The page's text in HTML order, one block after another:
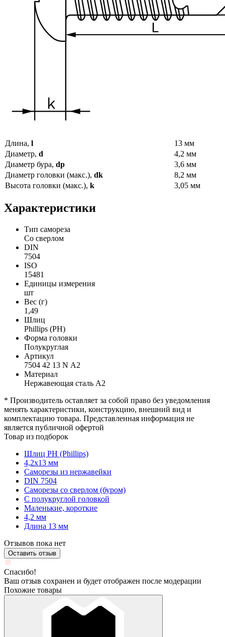
Длина, l
13 мм
Диаметр, d
4,2 мм
Диаметр бура, dp
3,6 мм
Диаметр головки (макс.), dk
8,2 мм
Высота головки (макс.), k 3,05 мм
Характеристики
Тип самореза
Со сверлом
DIN
7504
ISO
15481
Единицы измерения
шт
Вес (г)
1,49
Шлиц
Phillips (PH)
Форма головки
Полукруглая
Артикул
7504 42 13 N А2
Материал
Нержавеющая сталь А2
* Производитель оставляет за собой право без уведомления
менять характеристики, конструкцию, внешний вид и
комплектацию товара. Представленная информация не
является публичной офертой
Товар из подборок
Шлиц PH (Phillips)
4,2х13 мм
Саморезы из нержавейки
DIN 7504
Саморезы со сверлом (буром)
С полукруглой головкой
Маленькие, короткие
4,2 мм
Длина 13 мм
Отзывов пока нет
Оставить отзыв
Спасибо!
Ваш отзыв сохранен и будет отображен после модерации
Похожие товары